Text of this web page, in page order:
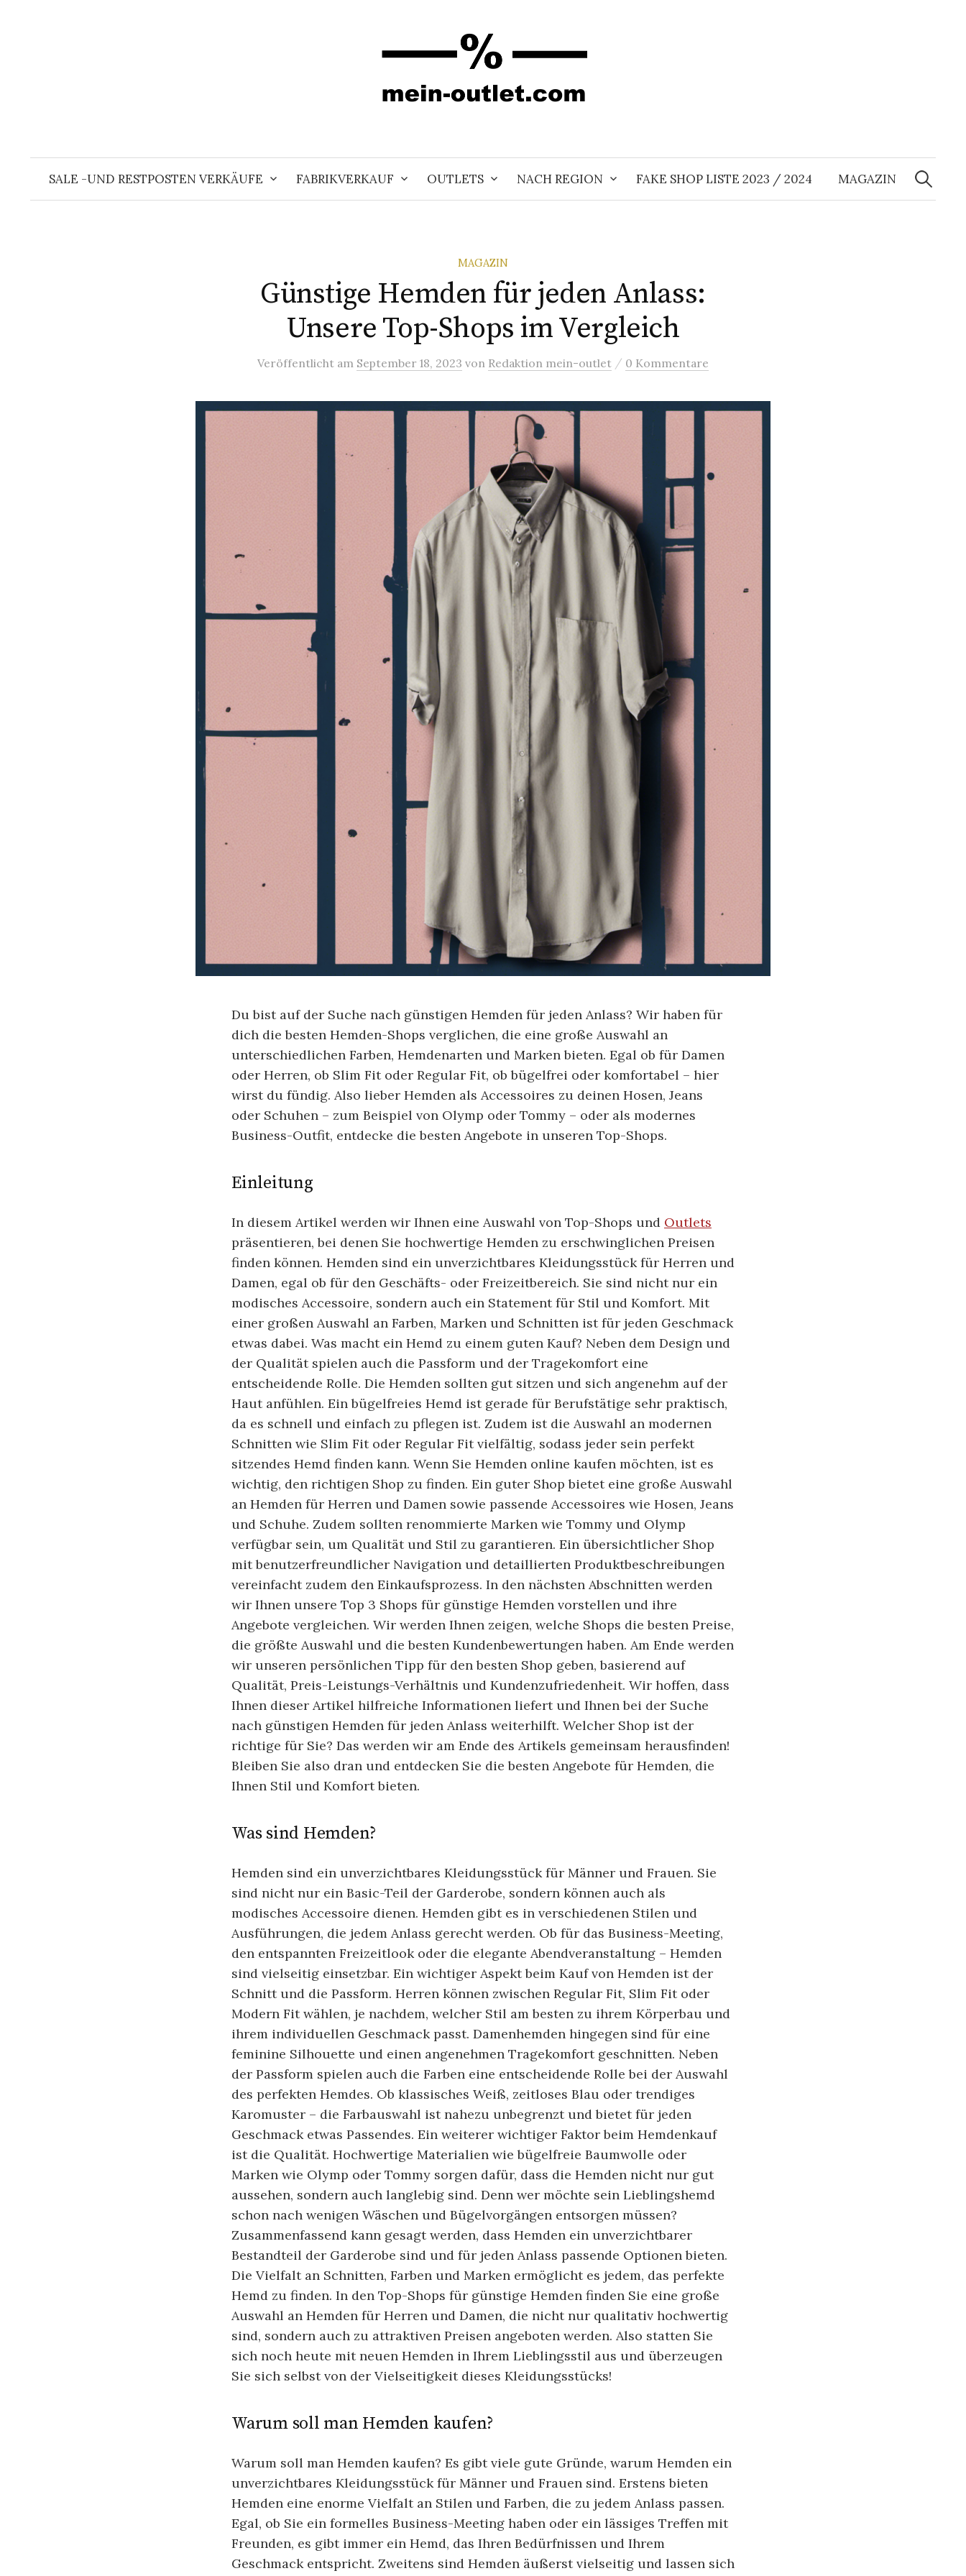
SALE -UND RESTPOSTEN VERKÄUFE FABRIKVERKAUF OUTLETS NACH REGION FAKE SHOP LISTE 2023 / 2024 MAGAZIN
Suchen
nach:
MAGAZIN
Günstige Hemden für jeden Anlass:
Unsere Top-Shops im Vergleich
Veröffentlicht am September 18, 2023 von Redaktion mein-outlet / 0 Kommentare
Du bist auf der Suche nach günstigen Hemden für jeden Anlass? Wir haben für
dich die besten Hemden-Shops verglichen, die eine große Auswahl an
unterschiedlichen Farben, Hemdenarten und Marken bieten. Egal ob für Damen
oder Herren, ob Slim Fit oder Regular Fit, ob bügelfrei oder komfortabel – hier
wirst du fündig. Also lieber Hemden als Accessoires zu deinen Hosen, Jeans
oder Schuhen – zum Beispiel von Olymp oder Tommy – oder als modernes
Business-Outfit, entdecke die besten Angebote in unseren Top-Shops.
Einleitung
In diesem Artikel werden wir Ihnen eine Auswahl von Top-Shops und Outlets
präsentieren, bei denen Sie hochwertige Hemden zu erschwinglichen Preisen
finden können. Hemden sind ein unverzichtbares Kleidungsstück für Herren und
Damen, egal ob für den Geschäfts- oder Freizeitbereich. Sie sind nicht nur ein
modisches Accessoire, sondern auch ein Statement für Stil und Komfort. Mit
einer großen Auswahl an Farben, Marken und Schnitten ist für jeden Geschmack
etwas dabei. Was macht ein Hemd zu einem guten Kauf? Neben dem Design und
der Qualität spielen auch die Passform und der Tragekomfort eine
entscheidende Rolle. Die Hemden sollten gut sitzen und sich angenehm auf der
Haut anfühlen. Ein bügelfreies Hemd ist gerade für Berufstätige sehr praktisch,
da es schnell und einfach zu pflegen ist. Zudem ist die Auswahl an modernen
Schnitten wie Slim Fit oder Regular Fit vielfältig, sodass jeder sein perfekt
sitzendes Hemd finden kann. Wenn Sie Hemden online kaufen möchten, ist es
wichtig, den richtigen Shop zu finden. Ein guter Shop bietet eine große Auswahl
an Hemden für Herren und Damen sowie passende Accessoires wie Hosen, Jeans
und Schuhe. Zudem sollten renommierte Marken wie Tommy und Olymp
verfügbar sein, um Qualität und Stil zu garantieren. Ein übersichtlicher Shop
mit benutzerfreundlicher Navigation und detaillierten Produktbeschreibungen
vereinfacht zudem den Einkaufsprozess. In den nächsten Abschnitten werden
wir Ihnen unsere Top 3 Shops für günstige Hemden vorstellen und ihre
Angebote vergleichen. Wir werden Ihnen zeigen, welche Shops die besten Preise,
die größte Auswahl und die besten Kundenbewertungen haben. Am Ende werden
wir unseren persönlichen Tipp für den besten Shop geben, basierend auf
Qualität, Preis-Leistungs-Verhältnis und Kundenzufriedenheit. Wir hoffen, dass
Ihnen dieser Artikel hilfreiche Informationen liefert und Ihnen bei der Suche
nach günstigen Hemden für jeden Anlass weiterhilft. Welcher Shop ist der
richtige für Sie? Das werden wir am Ende des Artikels gemeinsam herausfinden!
Bleiben Sie also dran und entdecken Sie die besten Angebote für Hemden, die
Ihnen Stil und Komfort bieten.
Was sind Hemden?
Hemden sind ein unverzichtbares Kleidungsstück für Männer und Frauen. Sie
sind nicht nur ein Basic-Teil der Garderobe, sondern können auch als
modisches Accessoire dienen. Hemden gibt es in verschiedenen Stilen und
Ausführungen, die jedem Anlass gerecht werden. Ob für das Business-Meeting,
den entspannten Freizeitlook oder die elegante Abendveranstaltung – Hemden
sind vielseitig einsetzbar. Ein wichtiger Aspekt beim Kauf von Hemden ist der
Schnitt und die Passform. Herren können zwischen Regular Fit, Slim Fit oder
Modern Fit wählen, je nachdem, welcher Stil am besten zu ihrem Körperbau und
ihrem individuellen Geschmack passt. Damenhemden hingegen sind für eine
feminine Silhouette und einen angenehmen Tragekomfort geschnitten. Neben
der Passform spielen auch die Farben eine entscheidende Rolle bei der Auswahl
des perfekten Hemdes. Ob klassisches Weiß, zeitloses Blau oder trendiges
Karomuster – die Farbauswahl ist nahezu unbegrenzt und bietet für jeden
Geschmack etwas Passendes. Ein weiterer wichtiger Faktor beim Hemdenkauf
ist die Qualität. Hochwertige Materialien wie bügelfreie Baumwolle oder
Marken wie Olymp oder Tommy sorgen dafür, dass die Hemden nicht nur gut
aussehen, sondern auch langlebig sind. Denn wer möchte sein Lieblingshemd
schon nach wenigen Wäschen und Bügelvorgängen entsorgen müssen?
Zusammenfassend kann gesagt werden, dass Hemden ein unverzichtbarer
Bestandteil der Garderobe sind und für jeden Anlass passende Optionen bieten.
Die Vielfalt an Schnitten, Farben und Marken ermöglicht es jedem, das perfekte
Hemd zu finden. In den Top-Shops für günstige Hemden finden Sie eine große
Auswahl an Hemden für Herren und Damen, die nicht nur qualitativ hochwertig
sind, sondern auch zu attraktiven Preisen angeboten werden. Also statten Sie
sich noch heute mit neuen Hemden in Ihrem Lieblingsstil aus und überzeugen
Sie sich selbst von der Vielseitigkeit dieses Kleidungsstücks!
Warum soll man Hemden kaufen?
Warum soll man Hemden kaufen? Es gibt viele gute Gründe, warum Hemden ein
unverzichtbares Kleidungsstück für Männer und Frauen sind. Erstens bieten
Hemden eine enorme Vielfalt an Stilen und Farben, die zu jedem Anlass passen.
Egal, ob Sie ein formelles Business-Meeting haben oder ein lässiges Treffen mit
Freunden, es gibt immer ein Hemd, das Ihren Bedürfnissen und Ihrem
Geschmack entspricht. Zweitens sind Hemden äußerst vielseitig und lassen sich